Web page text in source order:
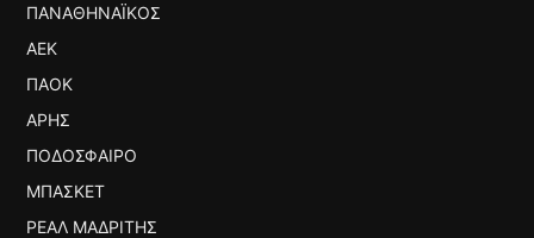
ΠΑΝΑΘΗΝΑΪΚΌΣ
ΑΕΚ
ΠΑΟΚ
ΆΡΗΣ
ΠΟΔΌΣΦΑΙΡΟ
ΜΠΆΣΚΕΤ
ΡΕΆΛ ΜΑΔΡΊΤΗΣ